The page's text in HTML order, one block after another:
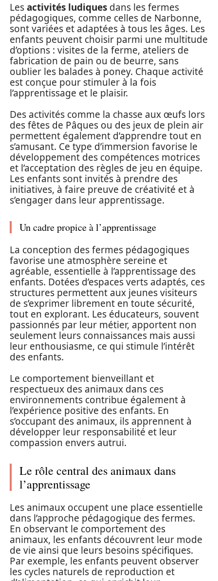
Lesactivités ludiques dans les fermes
pédagogiques, comme celles de Narbonne,
sont variées et adaptées à tous les âges. Les
enfants peuvent choisir parmi une multitude
d’options : visites de la ferme, ateliers de
fabrication de pain ou de beurre, sans
oublier les balades à poney. Chaque activité
est conçue pour stimuler à la fois
l’apprentissage et le plaisir.
Des activités comme la chasse aux œufs lors
des fêtes de Pâques ou des jeux de plein air
permettent également d’apprendre tout en
s’amusant. Ce type d’immersion favorise le
développement des compétences motrices
et l’acceptation des règles de jeu en équipe.
Les enfants sont invités à prendre des
initiatives, à faire preuve de créativité et à
s’engager dans leur apprentissage.
Un cadre propice à l’apprentissage
La conception des fermes pédagogiques
favorise une atmosphère sereine et
agréable, essentielle à l’apprentissage des
enfants. Dotées d’espaces verts adaptés, ces
structures permettent aux jeunes visiteurs
de s’exprimer librement en toute sécurité,
tout en explorant. Les éducateurs, souvent
passionnés par leur métier, apportent non
seulement leurs connaissances mais aussi
leur enthousiasme, ce qui stimule l’intérêt
des enfants.
Le comportement bienveillant et
respectueux des animaux dans ces
environnements contribue également à
l’expérience positive des enfants. En
s’occupant des animaux, ils apprennent à
développer leur responsabilité et leur
compassion envers autrui.
Le rôle central des animaux dans
l’apprentissage
Les animaux occupent une place essentielle
dans l’approche pédagogique des fermes.
En observant le comportement des
animaux, les enfants découvrent leur mode
de vie ainsi que leurs besoins spécifiques.
Par exemple, les enfants peuvent observer
les cycles naturels de reproduction et